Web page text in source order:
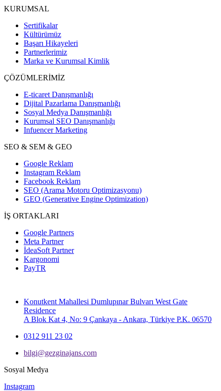
KURUMSAL
Sertifikalar
Kültürümüz
Başarı Hikayeleri
Partnerlerimiz
Marka ve Kurumsal Kimlik
ÇÖZÜMLERİMİZ
E-ticaret Danışmanlığı
Dijital Pazarlama Danışmanlığı
Sosyal Medya Danışmanlığı
Kurumsal SEO Danışmanlığı
Infuencer Marketing
SEO & SEM & GEO
Google Reklam
Instagram Reklam
Facebook Reklam
SEO (Arama Motoru Optimizasyonu)
GEO (Generative Engine Optimization)
İŞ ORTAKLARI
Google Partners
Meta Partner
İdeaSoft Partner
Kargonomi
PayTR
Konutkent Mahallesi Dumlupınar Bulvarı West Gate
Residence
A Blok Kat 4, No: 9 Çankaya - Ankara, Türkiye P.K. 06570
0312 911 23 02
bilgi@gezginajans.com
Sosyal Medya
Instagram